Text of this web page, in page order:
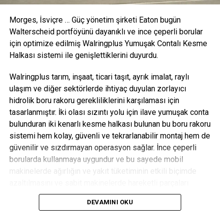
Chronic Hero
ÖNCEKI KONU
Given that your mobile phone doesn’t have a stylus;
it is of
OEM Dergisi
Morges, İsviçre… Güç yönetim şirketi Eaton bugün
Walterscheid portföyünü dayanıklı ve ince çeperli borular
için optimize edilmiş Walringplus Yumuşak Contalı Kesme
Halkası sistemi ile genişlettiklerini duyurdu.
Walringplus tarım, inşaat, ticari taşıt, ayrık imalat, raylı
ulaşım ve diğer sektörlerde ihtiyaç duyulan zorlayıcı
hidrolik boru rakoru gerekliliklerini karşılaması için
tasarlanmıştır. İki olası sızıntı yolu için ilave yumuşak conta
bulunduran iki kenarlı kesme halkası bulunan bu boru rakoru
sistemi hem kolay, güvenli ve tekrarlanabilir montaj hem de
güvenilir ve sızdırmayan operasyon sağlar. İnce çeperli
borularda kullanmaya uygundur ve bu sayede mobil
makinelerde ağırlığın ve yakıt tüketiminin etkili biçimde
destekler.
DEVAMINI OKU